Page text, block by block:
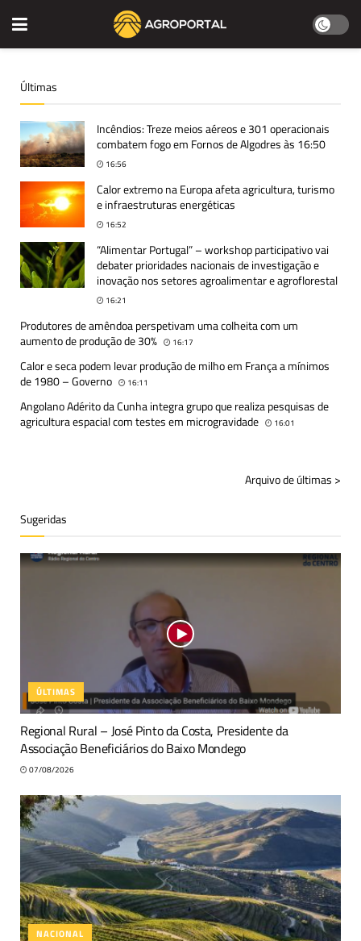
Últimas
Incêndios: Treze meios aéreos e 301 operacionais
combatem fogo em Fornos de Algodres às 16:50
16:56
Calor extremo na Europa afeta agricultura, turismo
e infraestruturas energéticas
16:52
“Alimentar Portugal” – workshop participativo vai
debater prioridades nacionais de investigação e
inovação nos setores agroalimentar e agroflorestal
16:21
Produtores de amêndoa perspetivam uma colheita com um
aumento de produção de 30%
16:17
Calor e seca podem levar produção de milho em França a mínimos
de 1980 – Governo
16:11
Angolano Adérito da Cunha integra grupo que realiza pesquisas de
agricultura espacial com testes em microgravidade
16:01
Arquivo de últimas >
Sugeridas
ÚLTIMAS
Regional Rural – José Pinto da Costa, Presidente da
Associação Beneficiários do Baixo Mondego
07/08/2026
NACIONAL